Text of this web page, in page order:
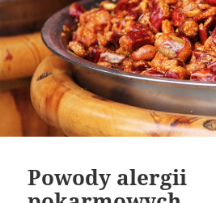
Powody alergii